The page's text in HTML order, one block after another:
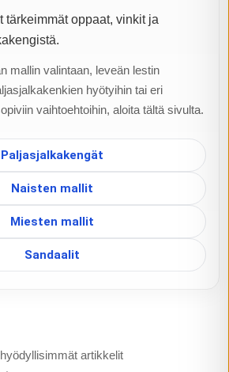
tärkeimmät oppaat, vinkit ja
mallin valintaan, leveän lestin
hyötyihin tai eri
vaihtoehtoihin, aloita tältä sivulta.
Paljasjalkakengät
Naisten mallit
Miesten mallit
Sandaalit
artikkelit